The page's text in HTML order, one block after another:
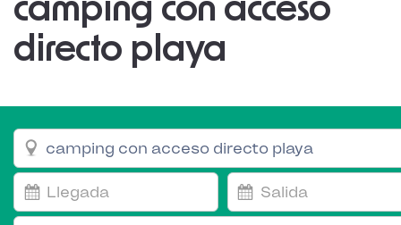
camping con acceso
directo playa